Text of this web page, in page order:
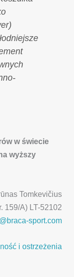
w świecie
wyższy
Tomkevičius
159/A) LT-52102
sport.com
i ostrzeżenia